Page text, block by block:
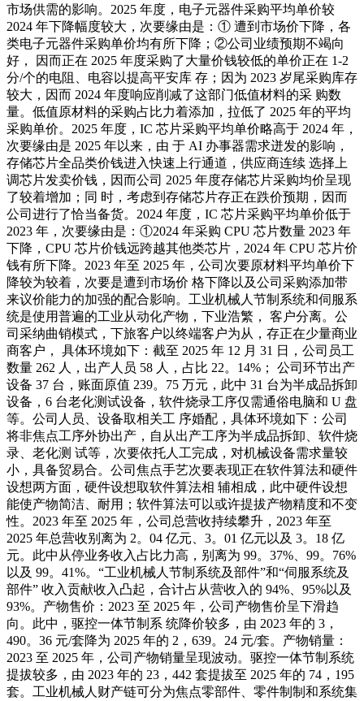
市场供需的影响。2025 年度，电子元器件采购平均单价较
2024 年下降幅度较大，次要缘由是：① 遭到市场价下降，各
类电子元器件采购单价均有所下降；②公司业绩预期不竭向
好， 因而正在 2025 年度采购了大量价钱较低的单价正在 1-2
分/个的电阻、电容以提高平安库 存；因为 2023 岁尾采购库存
较大，因而 2024 年度响应削减了这部门低值材料的采 购数
量。低值原材料的采购占比力着添加，拉低了 2025 年的平均
采购单价。2025 年度，IC 芯片采购平均单价略高于 2024 年，
次要缘由是 2025 年以来，由 于 AI 办事器需求迸发的影响，
存储芯片全品类价钱进入快速上行通道，供应商连续 选择上
调芯片发卖价钱，因而公司 2025 年度存储芯片采购均价呈现
了较着增加；同 时，考虑到存储芯片存正在跌价预期，因而
公司进行了恰当备货。2024 年度，IC 芯片采购平均单价低于
2023 年，次要缘由是：①2024 年采购 CPU 芯片数量 2023 年
下降，CPU 芯片价钱远跨越其他类芯片，2024 年 CPU 芯片价
钱有所下降。2023 年至 2025 年，公司次要原材料平均单价下
降较为较着，次要是遭到市场价 格下降以及公司采购添加带
来议价能力的加强的配合影响。工业机械人节制系统和伺服系
统是使用普遍的工业从动化产物，下业浩繁， 客户分离。公
司采纳曲销模式，下旅客户以终端客户为从，存正在少量商业
商客户， 具体环境如下：截至 2025 年 12 月 31 日，公司员工
数量 262 人，出产人员 58 人，占比 22。14%； 公司环节出产
设备 37 台，账面原值 239。75 万元，此中 31 台为半成品拆卸
设备，6 台老化测试设备，软件烧录工序仅需通俗电脑和 U 盘
等。公司人员、设备取相关工 序婚配，具体环境如下：公司
将非焦点工序外协出产，自从出产工序为半成品拆卸、软件烧
录、老化测 试等，次要依托人工完成，对机械设备需求量较
小，具备贸易合。公司焦点手艺次要表现正在软件算法和硬件
设想两方面，硬件设想取软件算法相 辅相成，此中硬件设想
能使产物简洁、耐用；软件算法可以或许提拔产物精度和不变
性。2023 年至 2025 年，公司总营收持续攀升，2023 年至
2025 年总营收别离为 2。04 亿元、3。01 亿元以及 3。18 亿
元。此中从停业务收入占比力高，别离为 99。37%、99。76%
以及 99。41%。“工业机械人节制系统及部件”和“伺服系统及
部件” 收入贡献收入凸起，合计占从营收入的 94%、95%以及
93%。产物售价：2023 至 2025 年，公司产物售价呈下滑趋
向。此中，驱控一体节制系 统降价较多，由 2023 年的 3，
490。36 元/套降为 2025 年的 2，639。24 元/套。产物销量：
2023 至 2025 年，公司产物销量呈现波动。驱控一体节制系统
提拔较多，由 2023 年的 23，442 套提拔至 2025 年的 74，195
套。工业机械人财产链可分为焦点零部件、零件制制和系统集